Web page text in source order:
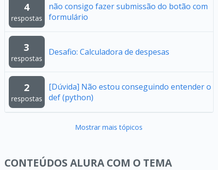
4
respostas
não consigo fazer submissão do botão com
formulário
3
respostas
Desafio: Calculadora de despesas
2
respostas
[Dúvida] Não estou conseguindo entender o
def (python)
Mostrar mais tópicos
CONTEÚDOS ALURA COM O TEMA